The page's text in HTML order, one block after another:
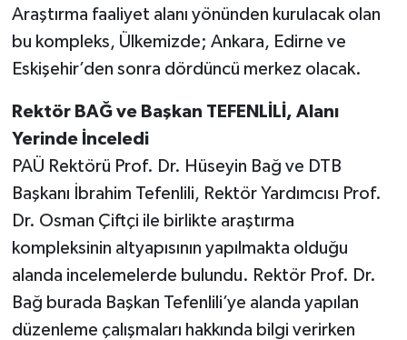
Araştırma faaliyet alanı yönünden kurulacak olan
bu kompleks, Ülkemizde; Ankara, Edirne ve
Eskişehir’den sonra dördüncü merkez olacak.
Rektör BAĞ ve Başkan TEFENLİLİ, Alanı
Yerinde İnceledi
PAÜ Rektörü Prof. Dr. Hüseyin Bağ ve DTB
Başkanı İbrahim Tefenlili, Rektör Yardımcısı Prof.
Dr. Osman Çiftçi ile birlikte araştırma
kompleksinin altyapısının yapılmakta olduğu
alanda incelemelerde bulundu. Rektör Prof. Dr.
Bağ burada Başkan Tefenlili’ye alanda yapılan
düzenleme çalışmaları hakkında bilgi verirken